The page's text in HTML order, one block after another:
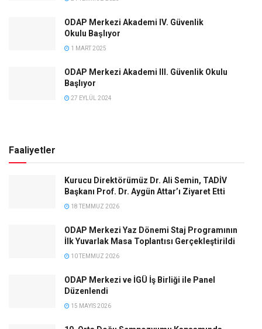
ODAP Merkezi Akademi IV. Güvenlik
Okulu Başlıyor
1 MART 2025
ODAP Merkezi Akademi lll. Güvenlik Okulu
Başlıyor
27 EYLÜL 2024
Faaliyetler
Kurucu Direktörümüz Dr. Ali Semin, TADİV
Başkanı Prof. Dr. Aygün Attar’ı Ziyaret Etti
18 TEMMUZ 2026
ODAP Merkezi Yaz Dönemi Staj Programının
İlk Yuvarlak Masa Toplantısı Gerçekleştirildi
10 TEMMUZ 2026
ODAP Merkezi ve İGÜ İş Birliği ile Panel
Düzenlendi
15 MAYIS 2026